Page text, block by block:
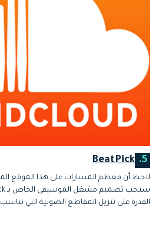
5.
BeatPick
لاحظ أن معظم المسارات على هذا الموقع
القدرة على تنزيل المقاطع الصوتية التي